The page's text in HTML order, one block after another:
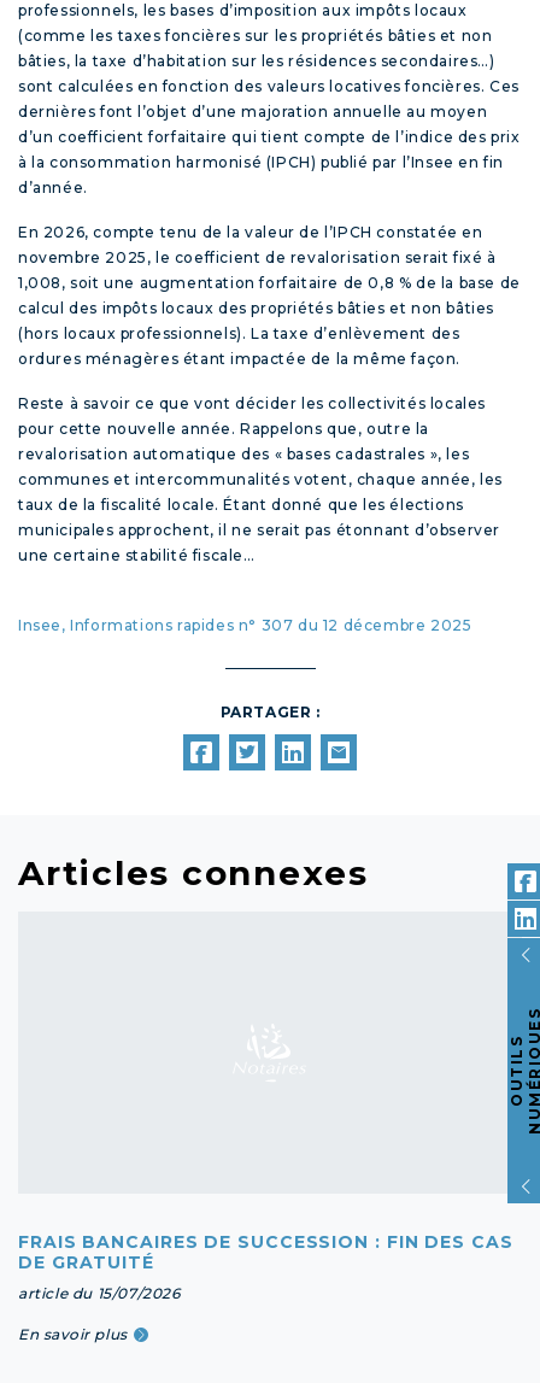
professionnels, les bases d’imposition aux impôts locaux
(comme les taxes foncières sur les propriétés bâties et non
bâties, la taxe d’habitation sur les résidences secondaires…)
sont calculées en fonction des valeurs locatives foncières. Ces
dernières font l’objet d’une majoration annuelle au moyen
d’un coefficient forfaitaire qui tient compte de l’indice des prix
à la consommation harmonisé (IPCH) publié par l’Insee en fin
d’année.
En 2026, compte tenu de la valeur de l’IPCH constatée en
novembre 2025, le coefficient de revalorisation serait fixé à
1,008, soit une augmentation forfaitaire de 0,8 % de la base de
calcul des impôts locaux des propriétés bâties et non bâties
(hors locaux professionnels). La taxe d’enlèvement des
ordures ménagères étant impactée de la même façon.
Reste à savoir ce que vont décider les collectivités locales
pour cette nouvelle année. Rappelons que, outre la
revalorisation automatique des « bases cadastrales », les
communes et intercommunalités votent, chaque année, les
taux de la fiscalité locale. Étant donné que les élections
municipales approchent, il ne serait pas étonnant d’observer
une certaine stabilité fiscale…
Insee, Informations rapides n° 307 du 12 décembre 2025
PARTAGER :
Articles connexes
FRAIS BANCAIRES DE SUCCESSION : FIN DES CAS
DE GRATUITÉ
article du 15/07/2026
En savoir plus
O
U
T
I
L
S
N
U
M
É
R
I
Q
U
E